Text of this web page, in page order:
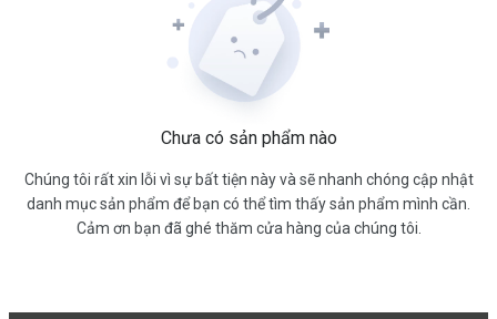
Chưa có sản phẩm nào
Chúng tôi rất xin lỗi vì sự bất tiện này và sẽ nhanh chóng cập nhật
danh mục sản phẩm để bạn có thể tìm thấy sản phẩm mình cần.
Cảm ơn bạn đã ghé thăm cửa hàng của chúng tôi.